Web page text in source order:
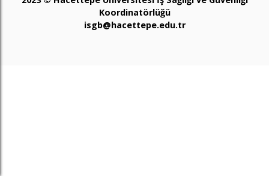
Koordinatörlüğü
isgb@hacettepe.edu.tr